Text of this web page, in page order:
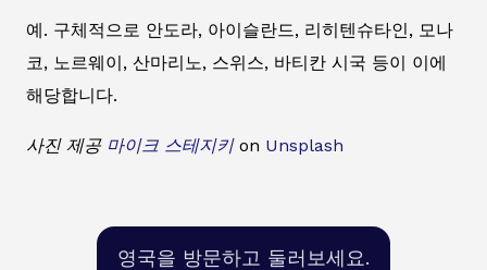
예. 구체적으로 안도라, 아이슬란드, 리히텐슈타인, 모나
코, 노르웨이, 산마리노, 스위스, 바티칸 시국 등이 이에
해당합니다.
사진 제공 마이크 스테지키on Unsplash
영국을 방문하고 둘러보세요.